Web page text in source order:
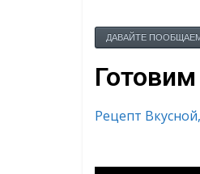
ДАВАЙТЕ
Рецепт